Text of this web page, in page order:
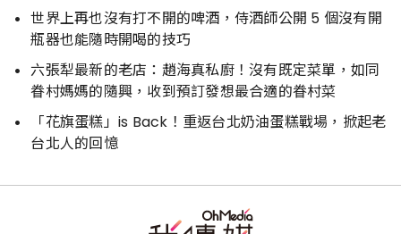
世界上再也沒有打不開的啤酒，侍酒師公開 5 個沒有開
瓶器也能隨時開喝的技巧
六張犁最新的老店：趙海真私廚！沒有既定菜單，如同
眷村媽媽的隨興，收到預訂發想最合適的眷村菜
「花旗蛋糕」is Back！重返台北奶油蛋糕戰場，掀起老
台北人的回憶